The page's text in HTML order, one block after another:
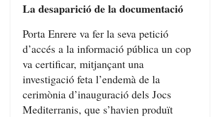
La desaparició de la documentació
Porta Enrere va fer la seva petició
d’accés a la informació pública un cop
va certificar, mitjançant una
investigació feta l’endemà de la
cerimònia d’inauguració dels Jocs
Mediterranis, que s’havien produït